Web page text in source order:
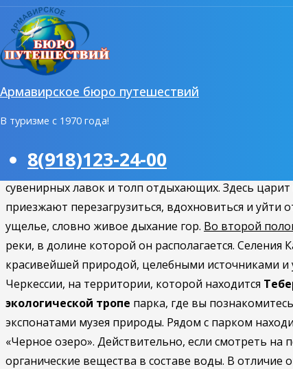
Армавирское бюро путешествий
В туризме с 1970 года!
8(918)123-24-00
2 день
Завтрак. Свободное время для самостоятельных
микроавтобусе за
заповедника —ущелье реки Гоначхир
недалеко от
Клухорского перевала
моренного происхождения. Возраст
сувенирных лавок и толп отдыхающих. Здесь
приезжают перезагрузиться, вдохновиться и уйти
ущелье, словно живое дыхание гор. Во второй
реки, в долине которой он располагается.
красивейшей природой, целебными источниками
Черкессии, на территории, которой находится
экологической тропе парка, где вы
экспонатами музея природы. Рядом с парком
«Черное озеро». Действительно, если смотреть
органические вещества в составе воды. В отличие